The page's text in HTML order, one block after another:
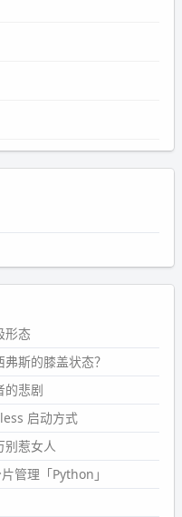
形态
斯的膝盖状态？
的悲剧
启动方式
别惹女人
管理「Python」